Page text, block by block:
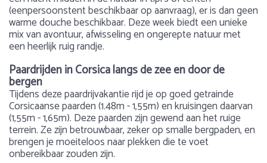
(eenpersoonstent beschikbaar op aanvraag), er is dan geen
warme douche beschikbaar. Deze week biedt een unieke
mix van avontuur, afwisseling en ongerepte natuur met
een heerlijk ruig randje.
Paardrijden in Corsica langs de zee en door de
bergen
Tijdens deze paardrijvakantie rijd je op goed getrainde
Corsicaanse paarden (1.48m - 1,55m) en kruisingen daarvan
(1,55m - 1,65m). Deze paarden zijn gewend aan het ruige
terrein. Ze zijn betrouwbaar, zeker op smalle bergpaden, en
brengen je moeiteloos naar plekken die te voet
onbereikbaar zouden zijn.